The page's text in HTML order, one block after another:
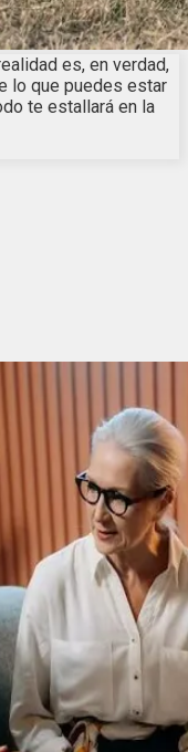
es, en verdad,
lo que puedes estar
te estallará en la